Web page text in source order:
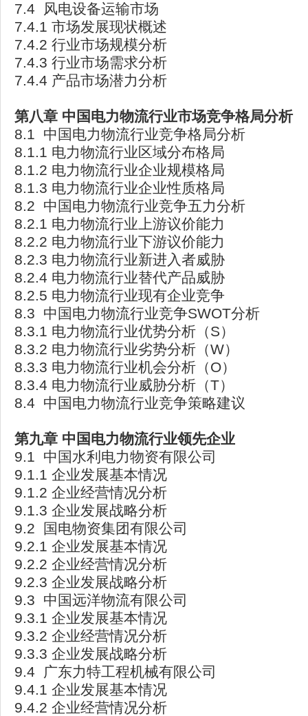
7.4 风电设备运输市场
7.4.1 市场发展现状概述
7.4.2 行业市场规模分析
7.4.3 行业市场需求分析
7.4.4 产品市场潜力分析
第八章 中国电力物流行业市场竞争格局分析
8.1 中国电力物流行业竞争格局分析
8.1.1 电力物流行业区域分布格局
8.1.2 电力物流行业企业规模格局
8.1.3 电力物流行业企业性质格局
8.2 中国电力物流行业竞争五力分析
8.2.1 电力物流行业上游议价能力
8.2.2 电力物流行业下游议价能力
8.2.3 电力物流行业新进入者威胁
8.2.4 电力物流行业替代产品威胁
8.2.5 电力物流行业现有企业竞争
8.3 中国电力物流行业竞争SWOT分析
8.3.1 电力物流行业优势分析（S）
8.3.2 电力物流行业劣势分析（W）
8.3.3 电力物流行业机会分析（O）
8.3.4 电力物流行业威胁分析（T）
8.4 中国电力物流行业竞争策略建议
第九章 中国电力物流行业领先企业
9.1 中国水利电力物资有限公司
9.1.1 企业发展基本情况
9.1.2 企业经营情况分析
9.1.3 企业发展战略分析
9.2 国电物资集团有限公司
9.2.1 企业发展基本情况
9.2.2 企业经营情况分析
9.2.3 企业发展战略分析
9.3 中国远洋物流有限公司
9.3.1 企业发展基本情况
9.3.2 企业经营情况分析
9.3.3 企业发展战略分析
9.4 广东力特工程机械有限公司
9.4.1 企业发展基本情况
9.4.2 企业经营情况分析